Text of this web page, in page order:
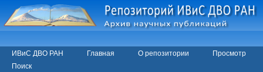
ИВиС ДВО РАН Главная О репозитории
Просмотр
Поиск